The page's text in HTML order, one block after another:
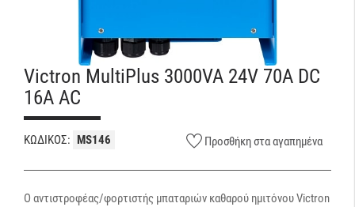
Victron MultiPlus 3000VA 24V 70A DC
16A AC
ΚΩΔΙΚΟΣ: MS146 Προσθήκη στα αγαπημένα
Ο αντιστροφέας/φορτιστής μπαταριών καθαρού ημιτόνου Victron